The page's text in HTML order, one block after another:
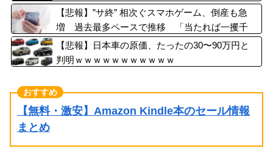
【悲報】”サ終” 相次ぐスマホゲーム、倒産も急
増 過去最多ペースで推移 「当たれば一攫千
金」過去の時代に
【悲報】日本車の原価、たったの30〜90万円と
判明ｗｗｗｗｗｗｗｗｗｗｗ
【無料・激安】Amazon Kindle本のセール情報
まとめ